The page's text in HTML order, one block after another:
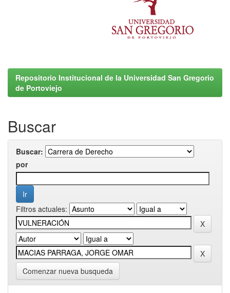
Repositorio Institucional de la Universidad San Gregorio
de Portoviejo
Buscar
Buscar:
por
Filtros actuales:
Comenzar nueva busqueda